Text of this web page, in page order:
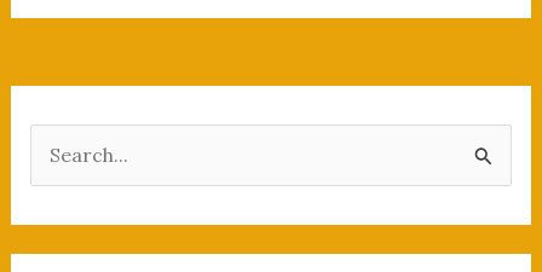
Desain
Modern
e
a
r